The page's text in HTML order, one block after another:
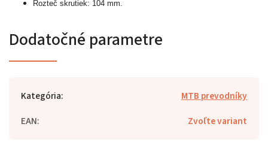
Rozteč skrutiek: 104 mm
Dodatočné parametre
Kategória:
MTB prevodníky
EAN: Zvoľte variant